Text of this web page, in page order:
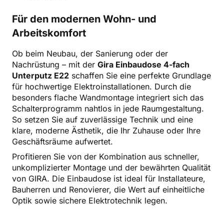
Für den modernen Wohn- und
Arbeitskomfort
Ob beim Neubau, der Sanierung oder der
Nachrüstung – mit der Gira Einbaudose 4-fach
Unterputz E22 schaffen Sie eine perfekte Grundlage
für hochwertige Elektroinstallationen. Durch die
besonders flache Wandmontage integriert sich das
Schalterprogramm nahtlos in jede Raumgestaltung.
So setzen Sie auf zuverlässige Technik und eine
klare, moderne Ästhetik, die Ihr Zuhause oder Ihre
Geschäftsräume aufwertet.
Profitieren Sie von der Kombination aus schneller,
unkomplizierter Montage und der bewährten Qualität
von GIRA. Die Einbaudose ist ideal für Installateure,
Bauherren und Renovierer, die Wert auf einheitliche
Optik sowie sichere Elektrotechnik legen.